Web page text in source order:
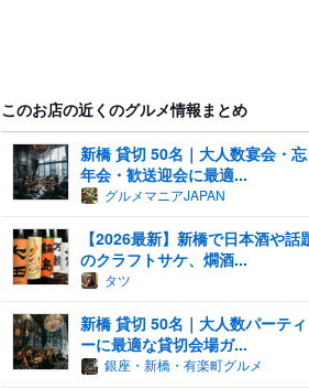
このお店の近くのグルメ情報まとめ
新橋 貸切 50名｜大人数宴会・忘
年会・歓送迎会に最適...
グルメマニアJAPAN
【2026最新】新橋で日本酒や話
のクラフトサケ、燗酒...
タツ
新橋 貸切 50名｜大人数パーティ
ーに最適な貸切会場ガ...
銀座・新橋・有楽町グルメ